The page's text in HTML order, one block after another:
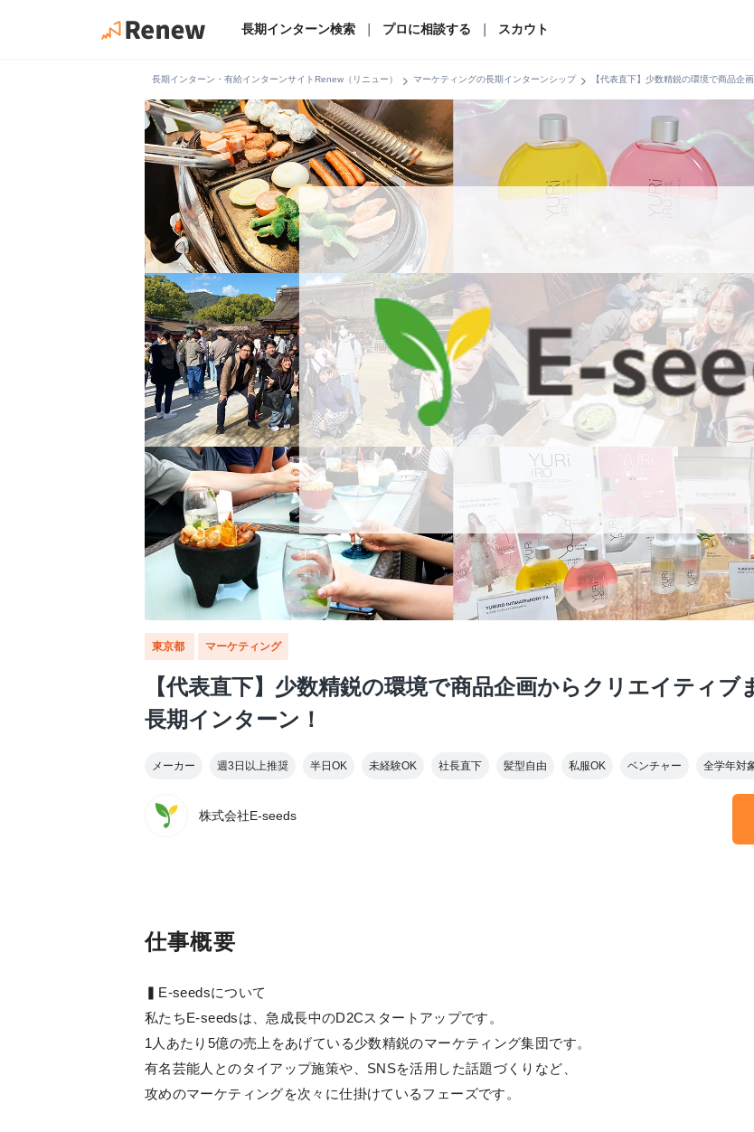
長期インターン検索 プロに相談する スカウト
長期インターン・有給インターンサイトRenew（リニュー） chevron_right マーケティングの長期インターンシップchevron_right 【代表直下】少数精鋭の環境で商品企
東京都 マーケティング
【代表直下】少数精鋭の環境で商品企画からクリエイティ
長期インターン！
メーカー 週3日以上推奨 半日OK 未経験OK 社長直下 髪型自由 私服OK ベンチャー 全学年対
株式会社E-seeds
仕事概要
▍E-seedsについて
私たちE-seedsは、急成長中のD2Cスタートアップです。
1人あたり5億の売上をあげている少数精鋭のマーケティング集団です。
有名芸能人とのタイアップ施策や、SNSを活用した話題づくりなど、
攻めのマーケティングを次々に仕掛けているフェーズです。